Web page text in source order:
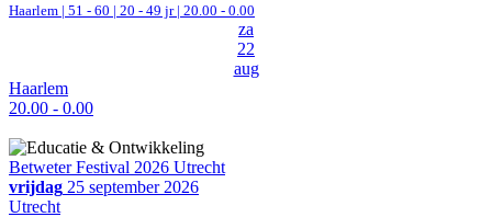
Haarlem | 51 - 60 | 20 - 49 jr | 20.00 - 0.00
za
22
aug
Haarlem
20.00 - 0.00
Betweter Festival 2026 Utrecht
vrijdag 25 september 2026
Utrecht